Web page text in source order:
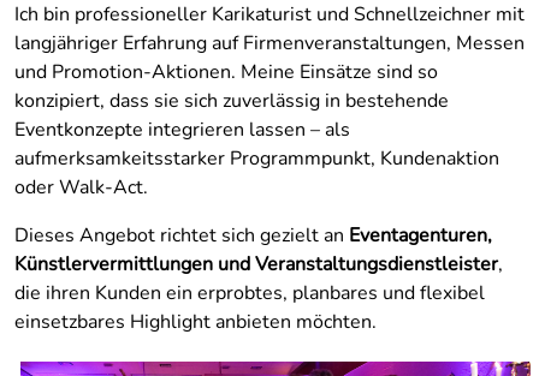
Ich bin professioneller Karikaturist und Schnellzeichner mit
langjähriger Erfahrung auf Firmenveranstaltungen, Messen
und Promotion-Aktionen. Meine Einsätze sind so
konzipiert, dass sie sich zuverlässig in bestehende
Eventkonzepte integrieren lassen – als
aufmerksamkeitsstarker Programmpunkt, Kundenaktion
oder Walk-Act.
Dieses Angebot richtet sich gezielt an Eventagenturen,
Künstlervermittlungen und Veranstaltungsdienstleister,
die ihren Kunden ein erprobtes, planbares und flexibel
einsetzbares Highlight anbieten möchten.